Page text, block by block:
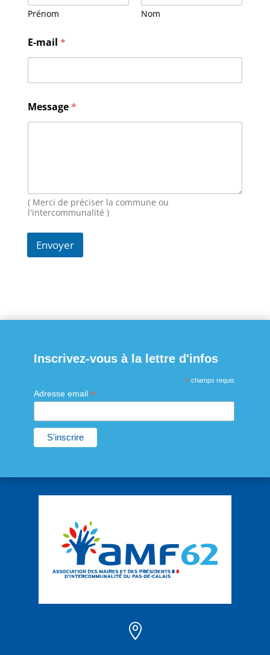
Prénom Nom
-
m
i
*
*
E-mail *
Message*
( Merci de préciser la commune ou
l'intercommunalité )
Envoyer
Inscrivez-vous à la lettre d'infos
* champs requis
Adresse email *
